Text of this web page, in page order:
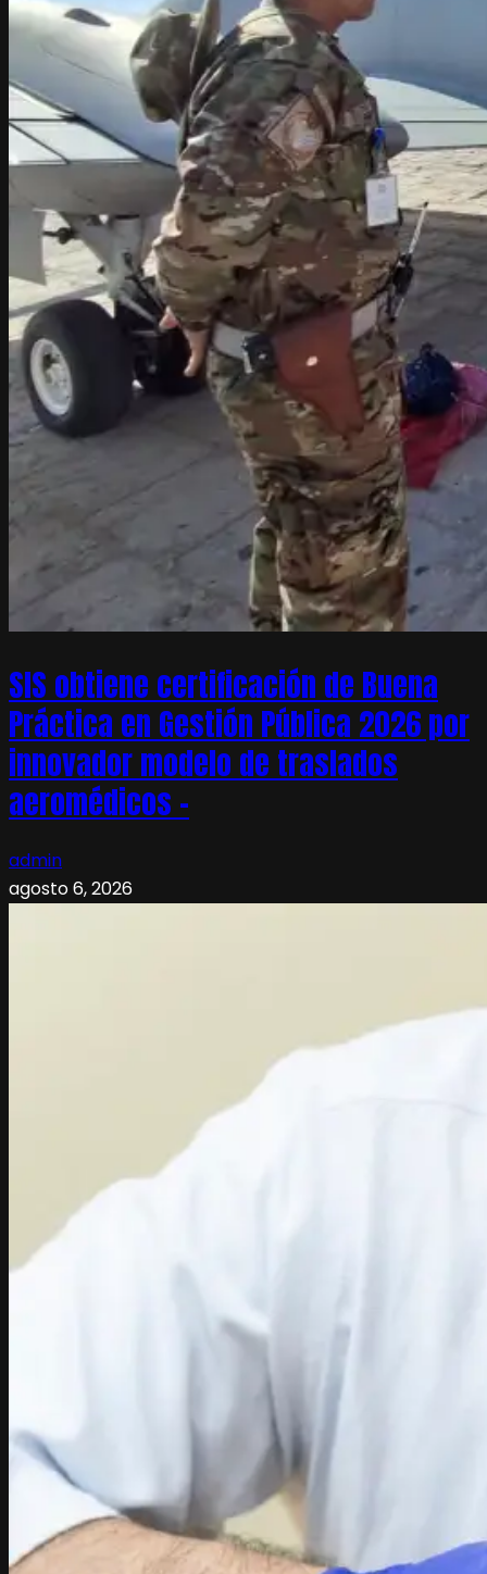
SIS obtiene certificación de Buena
Práctica en Gestión Pública 2026 por
innovador modelo de traslados
aeromédicos –
admin
agosto 6, 2026